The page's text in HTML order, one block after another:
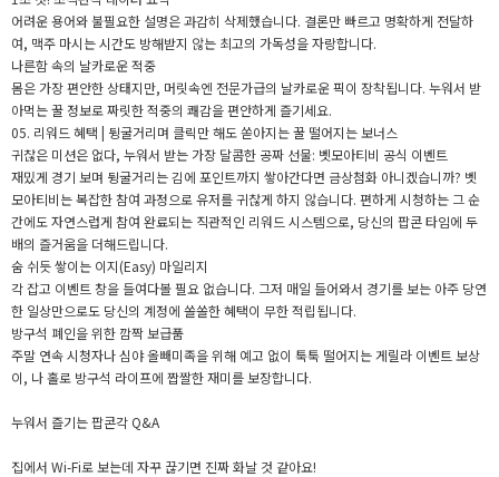
어려운 용어와 불필요한 설명은 과감히 삭제했습니다. 결론만 빠르고 명확하게 전달하
여, 맥주 마시는 시간도 방해받지 않는 최고의 가독성을 자랑합니다.
나른함 속의 날카로운 적중
몸은 가장 편안한 상태지만, 머릿속엔 전문가급의 날카로운 픽이 장착됩니다. 누워서 받
아먹는 꿀 정보로 짜릿한 적중의 쾌감을 편안하게 즐기세요.
05. 리워드 혜택 | 뒹굴거리며 클릭만 해도 쏟아지는 꿀 떨어지는 보너스
귀찮은 미션은 없다, 누워서 받는 가장 달콤한 공짜 선물: 벳모아티비 공식 이벤트
재밌게 경기 보며 뒹굴거리는 김에 포인트까지 쌓아간다면 금상첨화 아니겠습니까? 벳
모아티비는 복잡한 참여 과정으로 유저를 귀찮게 하지 않습니다. 편하게 시청하는 그 순
간에도 자연스럽게 참여 완료되는 직관적인 리워드 시스템으로, 당신의 팝콘 타임에 두
배의 즐거움을 더해드립니다.
숨 쉬듯 쌓이는 이지(Easy) 마일리지
각 잡고 이벤트 창을 들여다볼 필요 없습니다. 그저 매일 들어와서 경기를 보는 아주 당연
한 일상만으로도 당신의 계정에 쏠쏠한 혜택이 무한 적립됩니다.
방구석 폐인을 위한 깜짝 보급품
주말 연속 시청자나 심야 올빼미족을 위해 예고 없이 툭툭 떨어지는 게릴라 이벤트 보상
이, 나 홀로 방구석 라이프에 짭짤한 재미를 보장합니다.
누워서 즐기는 팝콘각 Q&A
집에서 Wi-Fi로 보는데 자꾸 끊기면 진짜 화날 것 같아요!